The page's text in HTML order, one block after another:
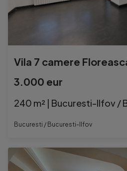
Vila 7 camere
3.000 eur
240 m² | Bucuresti-Ilfov /
Bucuresti / Bucuresti-Ilfov